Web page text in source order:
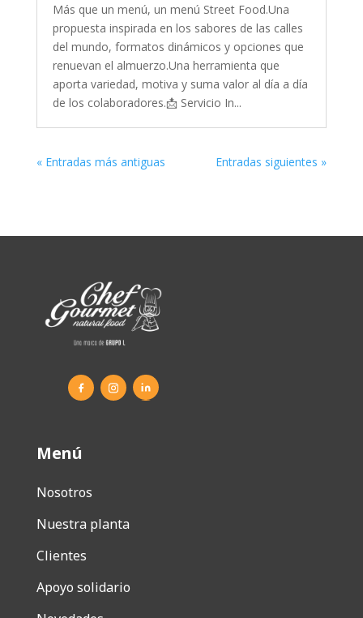
Más que un menú, un menú Street Food.Una
propuesta inspirada en los sabores de las calles
del mundo, formatos dinámicos y opciones que
renuevan el almuerzo.Una herramienta que
aporta variedad, motiva y suma valor al día a día
de los colaboradores.📩 Servicio In...
« Entradas más antiguas Entradas siguientes »
Menú
Nosotros
Nuestra planta
Clientes
Apoyo solidario